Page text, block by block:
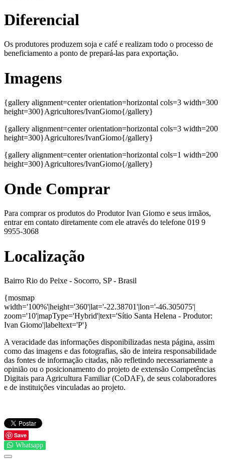
Diferencial
Os produtores produzem soja e café e realizam todo o processo de
beneficiamento a ponto de prepará-las para exportação.
Imagens
{gallery alignment=center orientation=horizontal cols=3 width=300
height=300}Agricultores/IvanGiomo{/gallery}
{gallery alignment=center orientation=horizontal cols=3 width=200
height=300}Agricultores/IvanGiomo{/gallery}
{gallery alignment=center orientation=horizontal cols=1 width=200
height=300}Agricultores/IvanGiomo{/gallery}
Onde Comprar
Para comprar os produtos do Produtor Ivan Giomo e seus irmãos,
entrar em contato diretamente com ele através do telefone 019 9
9955-3068
Localização
Bairro Rio do Peixe - Socorro, SP - Brasil
{mosmap
width='100%'|height='360'|lat='-22.38701'|lon='-46.305075'|
zoom='10'|mapType='Hybrid'|text='Sítio Santa Helena - Produtor:
Ivan Giomo'|labeltext='P'}
A veracidade das informações disponibilizadas nesta página, assim
como das imagens e das fotografias, são de inteira responsabilidade
das fontes de informação citadas, não refletindo necessariamente a
opinião ou o posicionamento do projeto de extensão Competências
Digitais para Agricultura Familiar (CoDAF), de seus colaboradores
e de instituições vinculadas ao projeto.
Save
Whatsapp